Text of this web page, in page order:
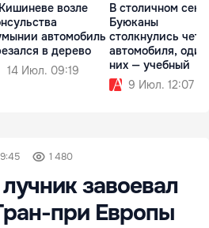
возле
автомобиль
в дерево
14 Июл. 09:19
В столичном
Буюканы
столкнулись
автомобиля,
них — учебный
9 Июл. 12:07
1 480
завоевал
при Европы